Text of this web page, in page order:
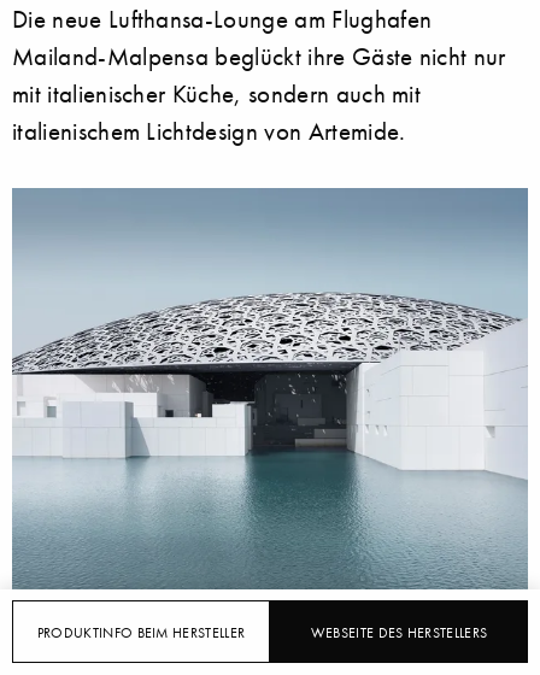
PRODUKTINFO BEIM HERSTELLER WEBSEITE DES HERSTELLERS
Die neue Lufthansa-Lounge am Flughafen
Mailand-Malpensa beglückt ihre Gäste nicht nur
mit italienischer Küche, sondern auch mit
italienischem Lichtdesign von Artemide.